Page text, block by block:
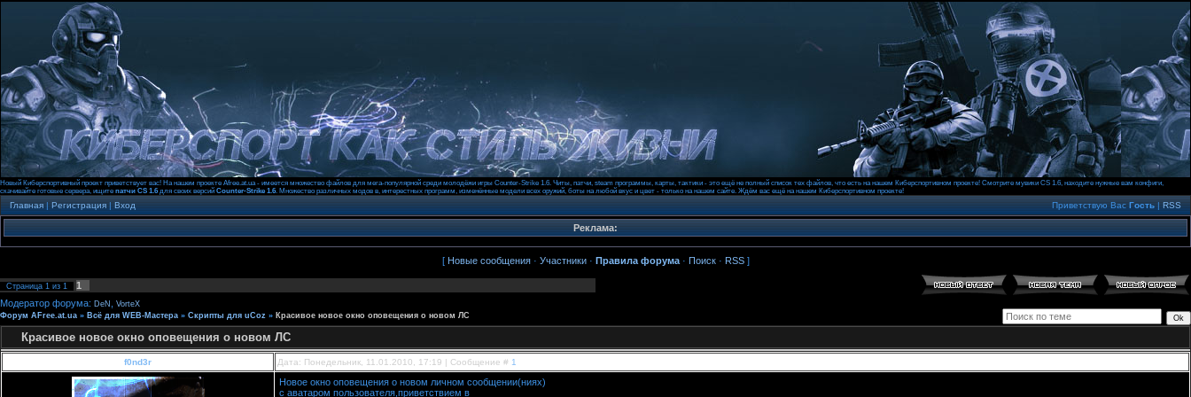
Новый Киберспортивный проект приветствует вас! На нашем проекте Afree.at.ua - имеется множество файлов для мега-популярной среди молодёжи игры Counter-Strike 1.6. Читы, патчи, steam программы, карты, тактики - это ещё не полный список тех файлов, что есть на нашем Киберспортивном проекте! Смотрите мувики CS 1.6, находите нужные вам конфиги,
скачивайте готовые сервера, ищите патчи CS 1.6 для своих версий Counter-Strike 1.6. Множество различных модов в, интерестных программ, изменённые модели всех оружий, боты на любой вкус и цвет - только на нашем сайте. Ждём вас ещё на нашем Киберспортивном проекте!
Главная | Регистрация | Вход Приветствую Вас Гость | RSS
Реклама:
[ Новые сообщения· Участники· Правила форума· Поиск· RSS]
Страница 1 из 1
1
Модератор форума: DeN
VorteX
Форум AFree.at.ua » Всё для WEB-Мастера » Скрипты для uCoz » Красивое новое окно оповещения о новом ЛС
Красивое новое окно оповещения о новом ЛС
f0nd3r Дата: Понедельник, 11.01.2010, 17:19 | Сообщение # 1
Новое окно оповещения о новом личном сообщении(ниях)
с аватаром пользователя,приветствием в